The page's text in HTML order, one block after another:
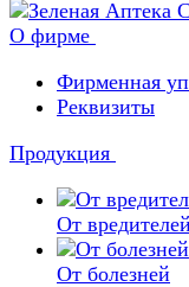
О фирме
Фирменная
Реквизиты
Продукция
От вредителей
От болезней